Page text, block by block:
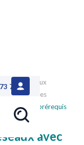
73
Réseaux
des
>test-prérequis
avec